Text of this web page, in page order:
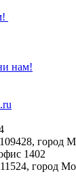
нам!
город
1402
город